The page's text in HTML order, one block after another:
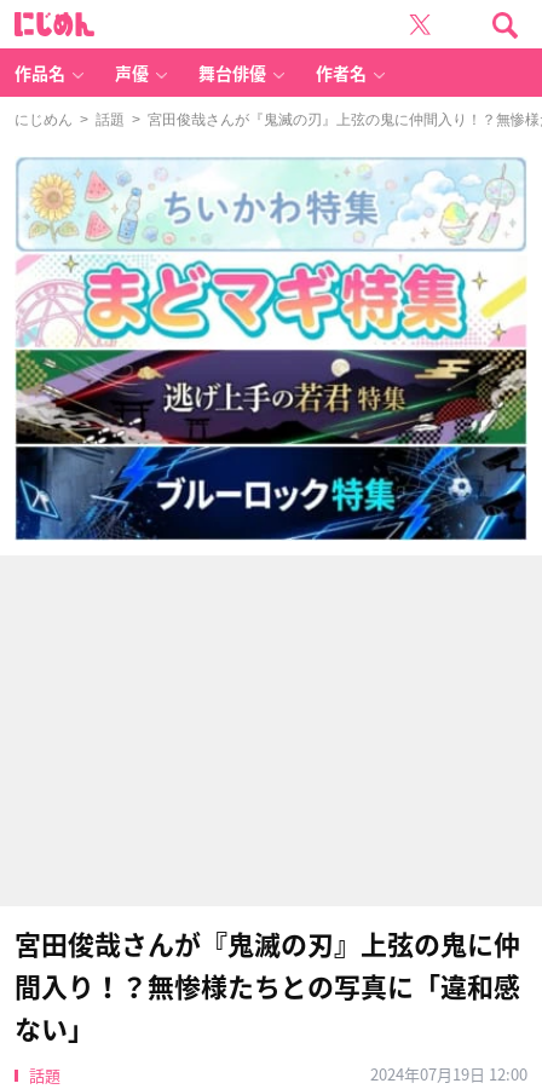
作品名 声優 舞台俳優 作者名
にじめん > 話題 > 宮田俊哉さんが『鬼滅の刃』上弦の鬼に仲間入り！？無惨
宮田俊哉さんが『鬼滅の刃』上弦の鬼に仲
間入り！？無惨様たちとの写真に「違和感
ない」
話題 2024年07月19日 12:00